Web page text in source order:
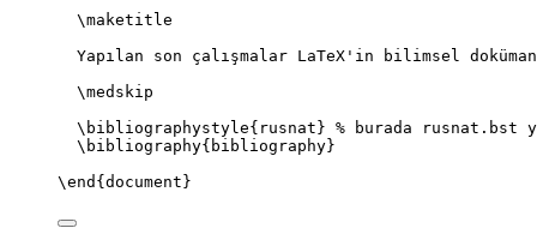
\maketitle
Yapılan son çalışmalar LaTeX'in bilimsel
\medskip
\bibliographystyle{rusnat} % burada rusnat.bst
\bibliography{bibliography}
\end { document }